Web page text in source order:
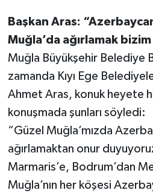
Başkan Aras:
Muğla’da ağırlamak
Muğla Büyükşehir Belediye
zamanda Kıyı Ege
Ahmet Aras, konuk heyete
konuşmada şunları söyledi:
“Güzel Muğla’mızda
ağırlamaktan onur
Marmaris’e, Bodrum’dan
Muğla’nın her köşesi